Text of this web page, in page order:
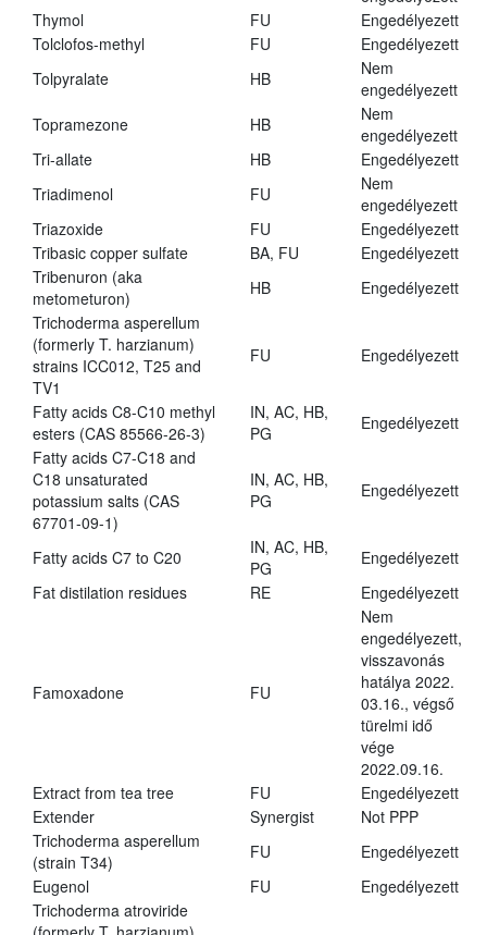
Thymol
FU
Engedélyezett
Tolclofos-methyl
FU
Engedélyezett
Tolpyralate
HB
Nem
engedélyezett
Topramezone
HB
Nem
engedélyezett
Tri-allate
HB
Engedélyezett
Triadimenol
FU
Nem
engedélyezett
Triazoxide
FU
Engedélyezett
Tribasic copper sulfate
BA, FU
Engedélyezett
Tribenuron (aka
metometuron)
HB
Engedélyezett
Trichoderma asperellum
(formerly T. harzianum)
strains ICC012, T25 and
TV1
FU Engedélyezett
Fatty acids C8-C10 methyl
esters (CAS 85566-26-3)
IN, AC, HB,
PG
Engedélyezett
Fatty acids C7-C18 and
C18 unsaturated
potassium salts (CAS
67701-09-1)
IN, AC, HB,
PG
Engedélyezett
Fatty acids C7 to C20
IN, AC, HB,
PG
Engedélyezett
Fat distilation residues
RE Engedélyezett
Famoxadone FU
Nem
engedélyezett,
visszavonás
hatálya 2022.
03.16., végső
türelmi idő
vége
2022.09.16.
Extract from tea tree
FU
Engedélyezett
Extender
Synergist
Not PPP
Trichoderma asperellum
(strain T34)
FU
Engedélyezett
Eugenol
FU
Engedélyezett
Trichoderma atroviride